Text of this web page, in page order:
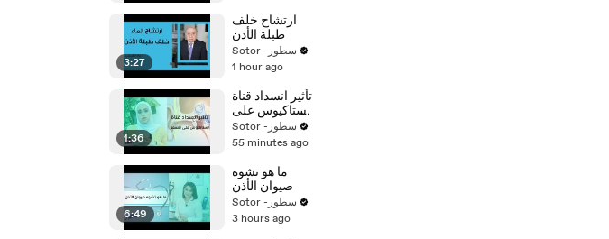
3:27
ارتشاح خلف
طبلة الأذن
Sotor -سطور
1 hour ago
1:36
تأثير انسداد قناة
استاكيوس على
السمع Sotor -سطور
55 minutes ago
6:49
ما هو تشوه
صيوان الأذن
Sotor -سطور
3 hours ago